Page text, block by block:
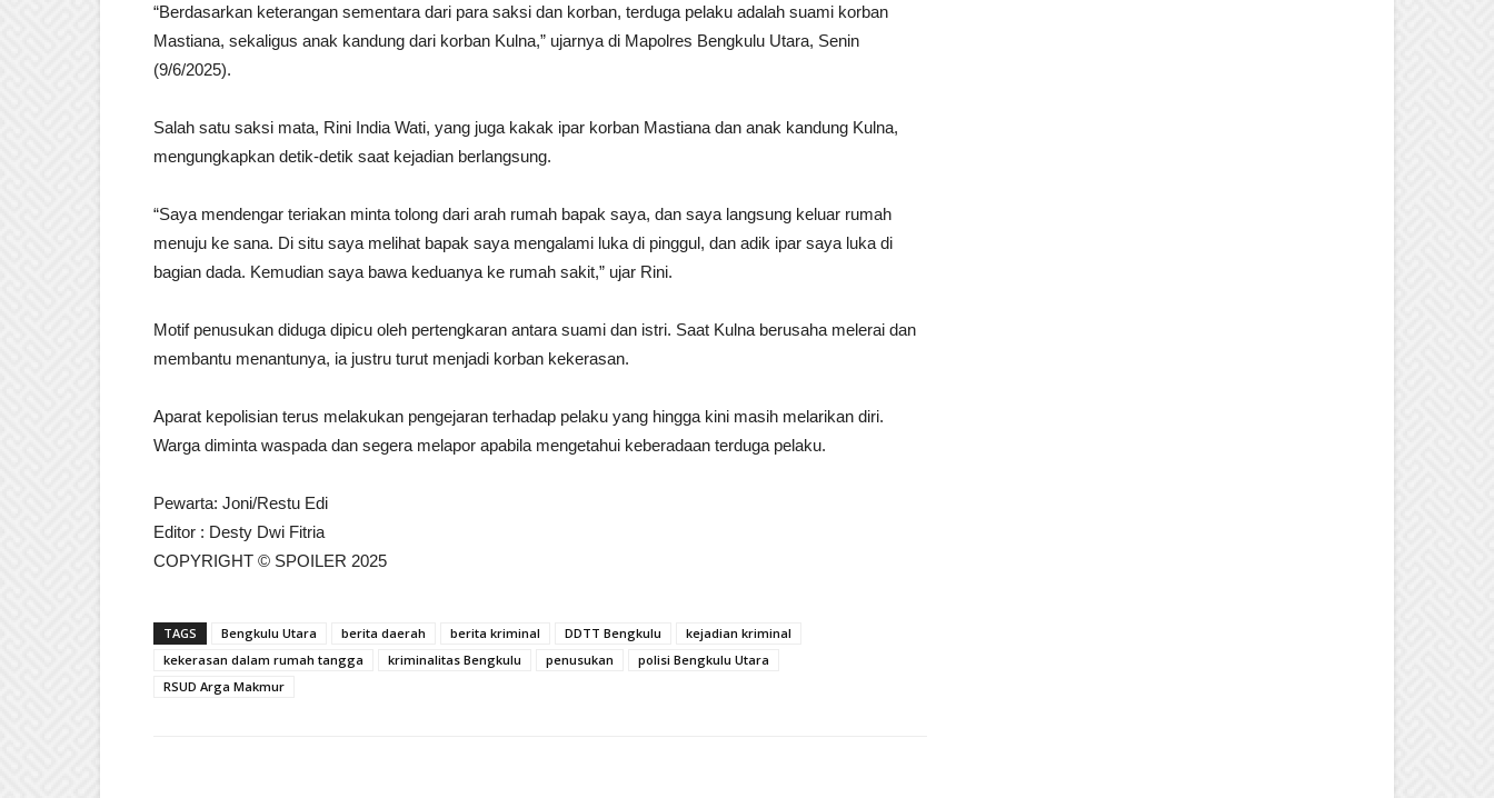
“Berdasarkan keterangan sementara dari para saksi dan korban, terduga pelaku adalah suami korban
Mastiana, sekaligus anak kandung dari korban Kulna,” ujarnya di Mapolres Bengkulu Utara, Senin
(9/6/2025).
Salah satu saksi mata, Rini India Wati, yang juga kakak ipar korban Mastiana dan anak kandung Kulna,
mengungkapkan detik-detik saat kejadian berlangsung.
“Saya mendengar teriakan minta tolong dari arah rumah bapak saya, dan saya langsung keluar rumah
menuju ke sana. Di situ saya melihat bapak saya mengalami luka di pinggul, dan adik ipar saya luka di
bagian dada. Kemudian saya bawa keduanya ke rumah sakit,” ujar Rini.
Motif penusukan diduga dipicu oleh pertengkaran antara suami dan istri. Saat Kulna berusaha melerai dan
membantu menantunya, ia justru turut menjadi korban kekerasan.
Aparat kepolisian terus melakukan pengejaran terhadap pelaku yang hingga kini masih melarikan diri.
Warga diminta waspada dan segera melapor apabila mengetahui keberadaan terduga pelaku.
Pewarta: Joni/Restu Edi
Editor : Desty Dwi Fitria
COPYRIGHT © SPOILER 2025
TAGS Bengkulu Utara berita daerah berita kriminal DDTT Bengkulu
kejadian kriminal
kekerasan dalam rumah tangga
kriminalitas Bengkulu penusukan
polisi Bengkulu Utara
RSUD Arga Makmur